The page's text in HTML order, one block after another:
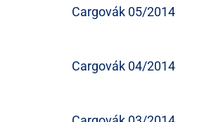
Cargovák 05/2014
Cargovák 04/2014